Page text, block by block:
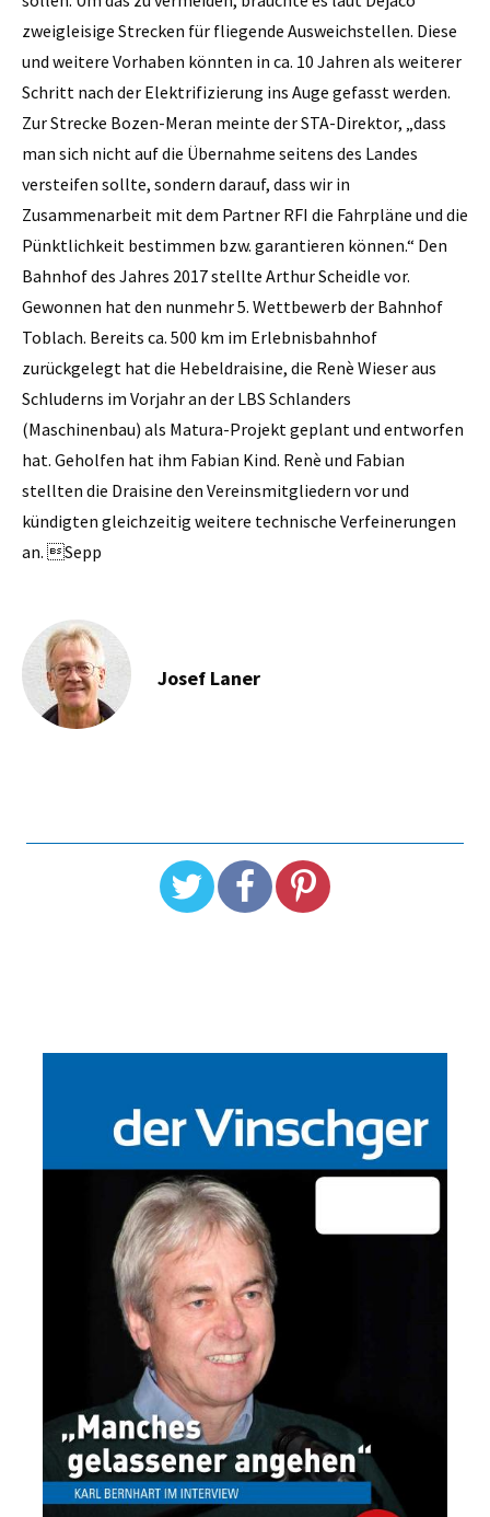
zweigleisige Strecken für fliegende Ausweichstellen. Diese
und weitere Vorhaben könnten in ca. 10 Jahren als weiterer
Schritt nach der Elektrifizierung ins Auge gefasst werden.
Zur Strecke Bozen-Meran meinte der STA-­Direktor, „dass
man sich nicht auf die Übernahme seitens des Landes
versteifen sollte, sondern darauf, dass wir in
Zusammenarbeit mit dem Partner RFI die Fahrpläne und die
Pünktlichkeit bestimmen bzw. garantieren können.“ Den
Bahnhof des Jahres 2017 stellte Arthur Scheidle vor.
Gewonnen hat den nunmehr 5. Wettbewerb der Bahnhof
Toblach. Bereits ca. 500 km im Erlebnisbahnhof
zurückgelegt hat die Hebeldraisine, die Renè Wieser aus
Schluderns im Vorjahr an der LBS Schlanders
(Maschinenbau) als Matura-Projekt geplant und entworfen
hat. Geholfen hat ihm Fabian Kind. Renè und Fabian
stellten die Draisine den Vereinsmitgliedern vor und
kündigten gleichzeitig weitere technische Verfeinerungen
an. Sepp
Josef Laner